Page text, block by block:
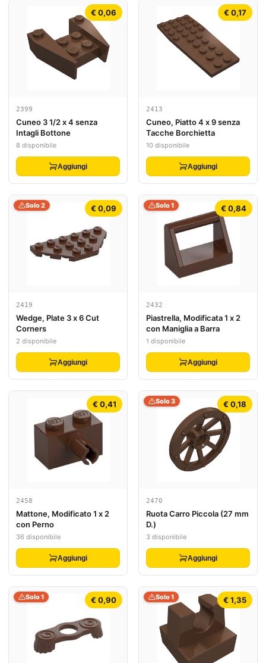
€ 0,06
2399
Cuneo 3 1/2 x 4 senza
Intagli Bottone
8 disponibile
Aggiungi
€ 0,17
2413
Cuneo, Piatto 4 x 9 senza
Tacche Borchietta
10 disponibile
Aggiungi
€ 0,09
Solo 2
2419
Wedge, Plate 3 x 6 Cut
Corners
2 disponibile
Aggiungi
€ 0,84
Solo 1
2432
Piastrella, Modificata 1 x 2
con Maniglia a Barra
1 disponibile
Aggiungi
€ 0,41
2458
Mattone, Modificato 1 x 2
con Perno
36 disponibile
Aggiungi
€ 0,18
Solo 3
2470
Ruota Carro Piccola (27 mm
D.)
3 disponibile
Aggiungi
€ 0,90
Solo 1 € 1,35
Solo 1